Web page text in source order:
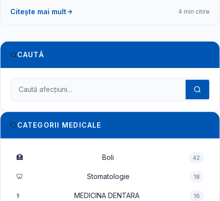
Citește mai mult 4 min citire
CAUTĂ
Caută în dicționarul medical
CATEGORII MEDICALE
🏥 Boli 42
🦷 Stomatologie 18
⚕️ MEDICINA DENTARA 16